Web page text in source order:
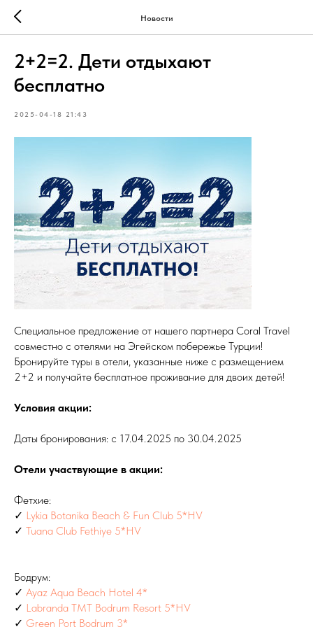
Новости
2+2=2. Дети отдыхают
бесплатно
2025-04-18 21:43
Специальное предложение от нашего партнера Coral Travel
совместно с отелями на Эгейском побережье Турции!
Бронируйте туры в отели, указанные ниже с размещением
2+2 и получайте бесплатное проживание для двоих детей!
Условия акции:
Даты бронирования: с 17.04.2025 по 30.04.2025
Отели участвующие в акции:
Фетхие:
✓ Lykia Botanika Beach & Fun Club 5*HV
✓ Tuana Club Fethiye 5*HV
Бодрум:
✓ Ayaz Aqua Beach Hotel 4*
✓ Labranda TMT Bodrum Resort 5*HV
✓ Green Port Bodrum 3*